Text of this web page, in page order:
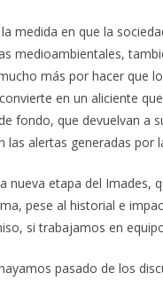
medida en que la
medioambientales,
más por hacer que
en un aliciente
fondo, que devuelvan a
las alertas generadas por
nueva etapa del Imades,
pese al historial e
si trabajamos en
pasado de los